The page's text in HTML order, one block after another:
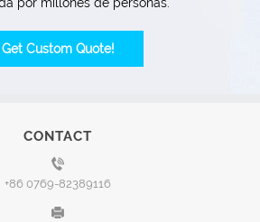
Get Custom Quote!
CONTACT
+86 0769-82389116